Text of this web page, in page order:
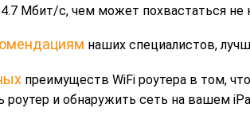
Мбит/с, чем может похвастаться
наших специалистов,
преимуществ WiFi роутера в том,
и обнаружить сеть на вашем